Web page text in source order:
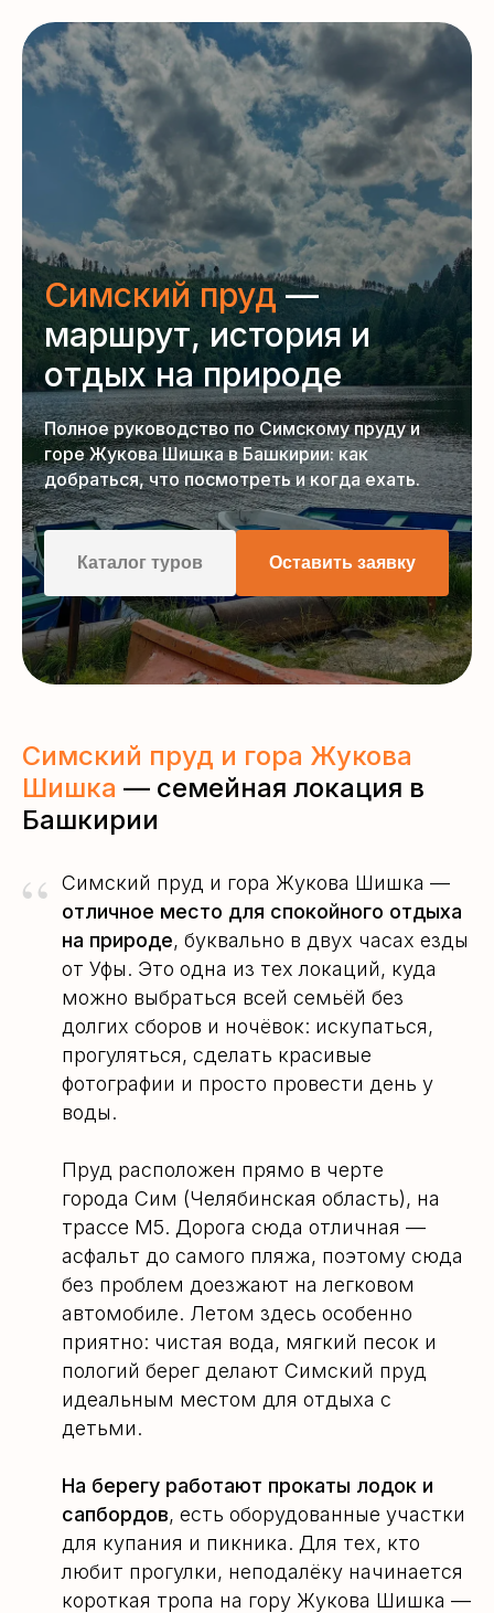
Симский пруд—
маршрут, история и
отдых на природе
Полное руководство по Симскому пруду и
горе Жукова Шишка в Башкирии: как
добраться, что посмотреть и когда ехать.
Каталог туров Оставить заявку
Симский пруд и гора Жукова
Шишка — семейная локация в
Башкирии
“
Симский пруд и гора Жукова Шишка —
отличное место для спокойного отдыха
на природе, буквально в двух часах езды
от Уфы. Это одна из тех локаций, куда
можно выбраться всей семьёй без
долгих сборов и ночёвок: искупаться,
прогуляться, сделать красивые
фотографии и просто провести день у
воды.
Пруд расположен прямо в черте
города Сим (Челябинская область), на
трассе М5. Дорога сюда отличная —
асфальт до самого пляжа, поэтому сюда
без проблем доезжают на легковом
автомобиле. Летом здесь особенно
приятно: чистая вода, мягкий песок и
пологий берег делают Симский пруд
идеальным местом для отдыха с
детьми.
На берегу работают прокаты лодок и
сапбордов, есть оборудованные участки
для купания и пикника. Для тех, кто
любит прогулки, неподалёку начинается
короткая тропа на гору Жукова Шишка —